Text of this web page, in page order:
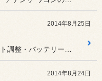
2014年8月25日
2014年8月24日